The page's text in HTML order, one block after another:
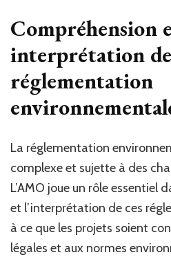
Compréhension
interprétation
réglementation
La réglementation
complexe et sujette à des
L’AMO joue un rôle essentiel
et l’interprétation de ces
à ce que les projets soient
légales et aux normes